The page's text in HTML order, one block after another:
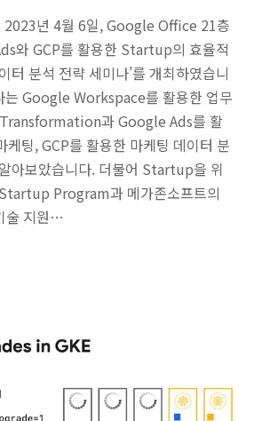
2023년 4월 6일, Google Office 21층
와 GCP를 활용한 Startup의 효율적
터 분석 전략 세미나’를 개최하였습니
Google Workspace를 활용한 업무
과 Google Ads를 활
케팅, GCP를 활용한 마케팅 데이터 분
아보았습니다. 더불어 Startup을 위
Program과 메가존소프트의
술 지원…